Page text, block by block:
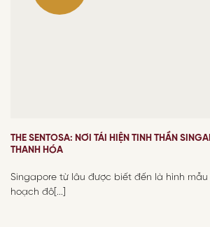
THE SENTOSA: NƠI TÁI HIỆN TINH THẦN
THANH HÓA
Singapore từ lâu được biết đến là hình
hoạch đô[...]